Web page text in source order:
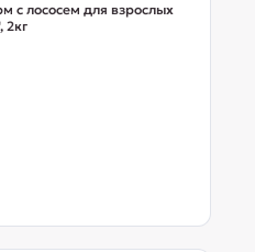
с лососем для взрослых
2кг